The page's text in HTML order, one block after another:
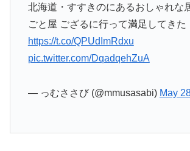
北海道・すすきのにあるおしゃれな
ごと屋 ござるに行って満足してきた
https://t.co/QPUdImRdxu
pic.twitter.com/DqadqehZuA
— っむささび (@mmusasabi) May